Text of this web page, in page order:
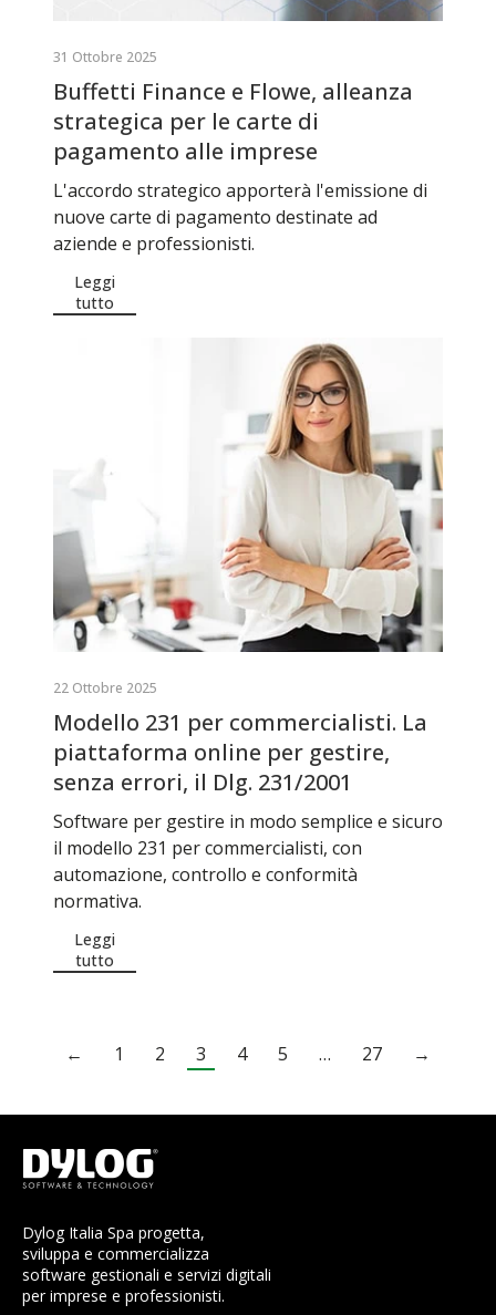
31 Ottobre 2025
Buffetti Finance e Flowe, alleanza
strategica per le carte di
pagamento alle imprese
L'accordo strategico apporterà l'emissione di
nuove carte di pagamento destinate ad
aziende e professionisti.
Leggi
tutto
22 Ottobre 2025
Modello 231 per commercialisti. La
piattaforma online per gestire,
senza errori, il Dlg. 231/2001
Software per gestire in modo semplice e sicuro
il modello 231 per commercialisti, con
automazione, controllo e conformità
normativa.
Leggi
tutto
← 1 2 3 4 5 … 27 →
Dylog Italia Spa progetta,
sviluppa e commercializza
software gestionali e servizi digitali
per imprese e professionisti.